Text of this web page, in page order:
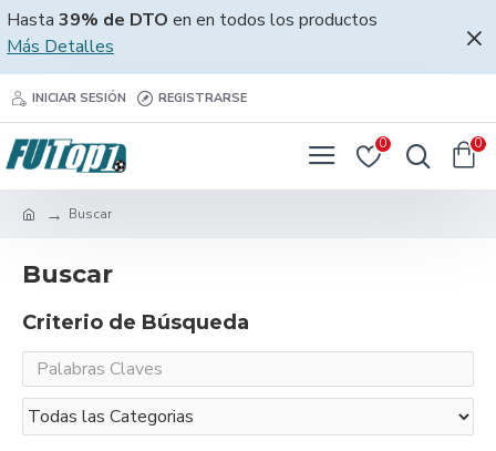
Hasta 39% de DTO en en todos los productos
Más Detalles
INICIAR SESIÓN REGISTRARSE
0 0
Buscar
Buscar
Criterio de Búsqueda